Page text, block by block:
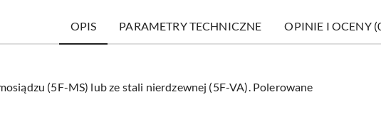
OPIS PARAMETRY TECHNICZNE OPINIE I OCENY
(5F-MS) lub ze stali nierdzewnej (5F-VA). Polerowane